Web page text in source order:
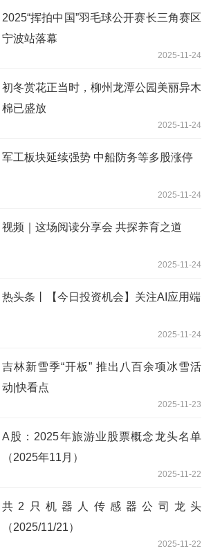
2025“挥拍中国”羽毛球公开赛长三角赛区
宁波站落幕
2025-11-24
初冬赏花正当时，柳州龙潭公园美丽异木
棉已盛放
2025-11-24
军工板块延续强势 中船防务等多股涨停
2025-11-24
视频｜这场阅读分享会 共探养育之道
2025-11-24
热头条丨【今日投资机会】关注AI应用端
2025-11-24
吉林新雪季“开板” 推出八百余项冰雪活
动|快看点
2025-11-23
A股：2025年旅游业股票概念龙头名单
（2025年11月）
2025-11-22
共2只机器人传感器公司龙头
（2025/11/21）
2025-11-22